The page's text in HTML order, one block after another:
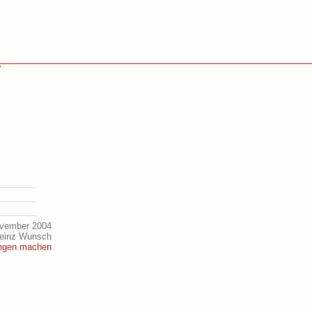
2004
Wunsch